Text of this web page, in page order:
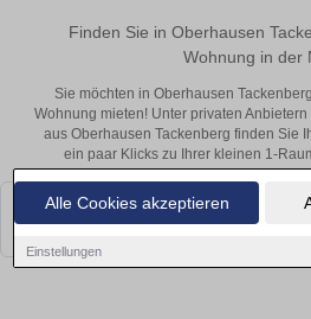
Alle Cookies akzeptieren
Einstellungen
Finden Sie in Oberhausen
Wohnung in der
Sie möchten in Oberhausen
Wohnung mieten! Unter privaten
aus Oberhausen Tackenberg finden Sie
ein paar Klicks zu Ihrer kleinen 1-
Leider konnten wir derzeit keine
bald wieder vorbei!